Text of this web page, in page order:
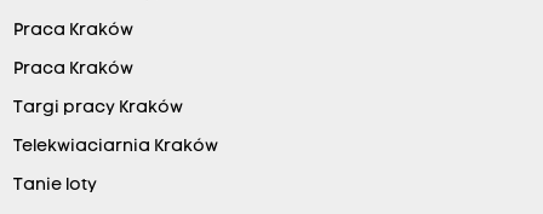
Praca Kraków
Praca Kraków
Targi pracy Kraków
Telekwiaciarnia Kraków
Tanie loty